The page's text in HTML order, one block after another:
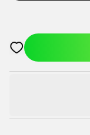
Åbner en Modal til